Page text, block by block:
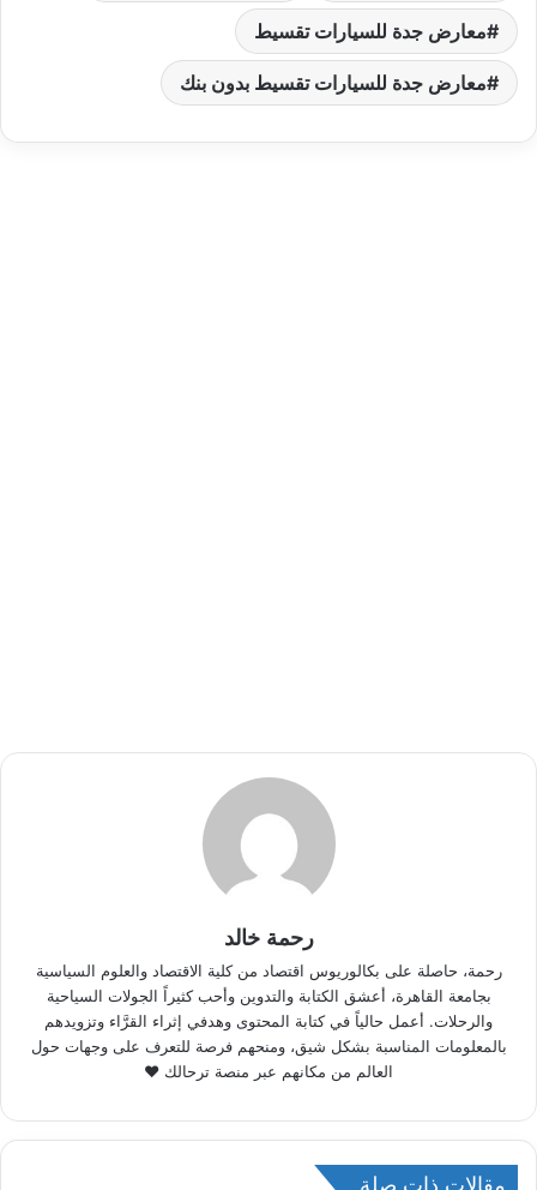
معارض جدة للسيارات تقسيط
معارض جدة للسيارات تقسيط بدون بنك
رحمة خالد
رحمة، حاصلة على بكالوريوس اقتصاد من كلية الاقتصاد والعلوم السياسية
بجامعة القاهرة، أعشق الكتابة والتدوين وأحب كثيراً الجولات السياحية
والرحلات. أعمل حالياً في كتابة المحتوى وهدفي إثراء القرَّاء وتزويدهم
بالمعلومات المناسبة بشكل شيق، ومنحهم فرصة للتعرف على وجهات حول
العالم من مكانهم عبر منصة ترحالك ♥
مقالات ذات صلة